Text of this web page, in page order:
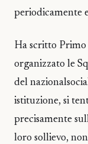
periodicamente
Ha scritto Primo
organizzato le
del
istituzione, si
precisamente
loro sollievo,